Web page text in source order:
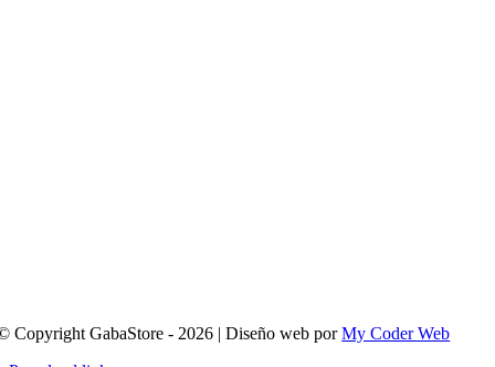
Copyright GabaStore - 2026 | Diseño web porMy Coder Web